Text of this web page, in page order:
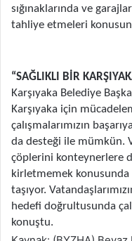
sığınaklarında ve
tahliye etmeleri
“SAĞLIKLI BİR
Karşıyaka Belediye
Karşıyaka için
çalışmalarımızın
da desteği ile mümkün.
çöplerini konteynerlere
kirletmemek konusunda
taşıyor.
hedefi doğrultusunda
konuştu.